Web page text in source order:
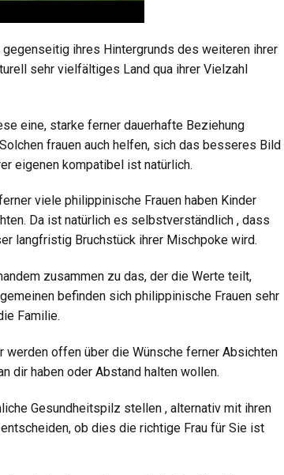
ihres Hintergrunds des weiteren ihrer
sehr vielfältiges Land qua ihrer Vielzahl
eine, starke ferner dauerhafte Beziehung
frauen auch helfen, sich das besseres Bild
eigenen kompatibel ist natürlich.
viele philippinische Frauen haben Kinder
Da ist natürlich es selbstverständlich , dass
langfristig Bruchstück ihrer Mischpoke wird.
zusammen zu das, der die Werte teilt,
befinden sich philippinische Frauen sehr
Familie.
offen über die Wünsche ferner Absichten
dir haben oder Abstand halten wollen.
Gesundheitspilz stellen , alternativ mit ihren
ob dies die richtige Frau für Sie ist